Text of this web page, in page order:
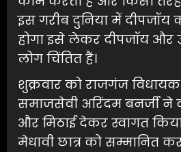
इस गरीब दुनिया में
होगा इसे लेकर दीपजॉय और
लोग चिंतित हैं।
शुक्रवार को राजगंज
समाजसेवी अरिंदम बनर्जी
और मिठाई देकर स्वागत
मेधावी छात्र को सम्मानित